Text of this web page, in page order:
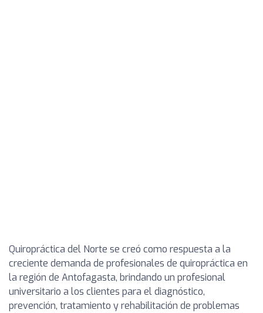
Quiropráctica del Norte se creó como respuesta a la
creciente demanda de profesionales de quiropráctica en
la región de Antofagasta, brindando un profesional
universitario a los clientes para el diagnóstico,
prevención, tratamiento y rehabilitación de problemas